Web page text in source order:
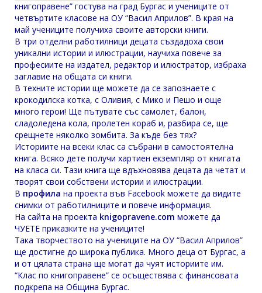
книгоправене” гостува на град Бургас и учениците от
четвъртите класове на ОУ “Васил Априлов”. В края на
май учениците получиха своите авторски книги.
В три отделни работилници децата създадоха свои
уникални истории и илюстрации, научиха повече за
професиите на издател, редактор и илюстратор, избраха
заглавие на общата си книги.
В техните истории ще можете да се запознаете с
крокодилска котка, с Оливия, с Мико и Пешо и още
много герои! Ще пътувате със самолет, балон,
сладоледена кола, пролетен кораб и, разбира се, ще
срещнете няколко зомбита. За къде без тях?
Историите на всеки клас са събрани в самостоятелна
книга. Всяко дете получи хартиен екземпляр от книгата
на класа си. Тази книга ще вдъхновява децата да четат и
творят свои собствени истории и илюстрации.
В профила на проекта във Facebook можете да видите
снимки от работилниците и повече информация.
На сайта на проекта knigopravene.com можете да
ЧУЕТЕ приказките на учениците!
Така творчеството на учениците на ОУ “Васил Априлов”
ще достигне до широка публика. Много деца от Бургас, а
и от цялата страна ще могат да чуят историите им.
“Клас по книгоправене” се осъществява с финансовата
подкрепа на Община Бургас.